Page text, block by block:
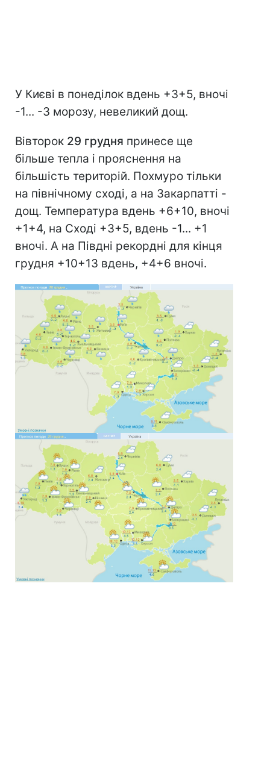
У Києві в понеділок вдень +3+5, вночі
-1... -3 морозу, невеликий дощ.
Вівторок 29 грудня принесе ще
більше тепла і прояснення на
більшість територій. Похмуро тільки
на північному сході, а на Закарпатті -
дощ. Температура вдень +6+10, вночі
+1+4, на Сході +3+5, вдень -1... +1
вночі. А на Півдні рекордні для кінця
грудня +10+13 вдень, +4+6 вночі.